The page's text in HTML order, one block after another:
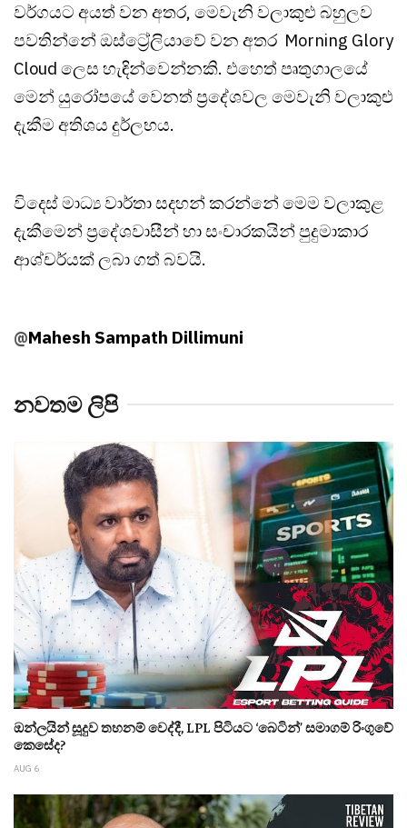
වර්ගයට අයත් වන අතර, මෙවැනි වලාකුළු බහුලව
පවතින්නේ ඔස්ට්‍රේලියාවේ වන අතර Morning Glory
Cloud ලෙස හැඳින්වෙන්නකි. එහෙත් පෘතුගාලයේ
මෙන් යුරෝපයේ වෙනත් ප්‍රදේශවල මෙවැනි වලාකුළු
දැකීම අතිශය දුර්ලභය.
විදෙස් මාධ්‍ය වාර්තා සදහන් කරන්නේ මෙම වලාකුළ
දැකීමෙන් ප්‍රදේශවාසීන් හා සංචාරකයින් පුදුමාකාර
ආශ්චර්යක්‌ ලබා ගත් බවයි.
@Mahesh Sampath Dillimuni
නවතම ලිපි
ඔන්ලයින් සූදුව තහනම් වෙද්දී, LPL පිටියට ‘බෙටින්’ සමාගම් රිංගුවේ
කෙසේද?
AUG 6